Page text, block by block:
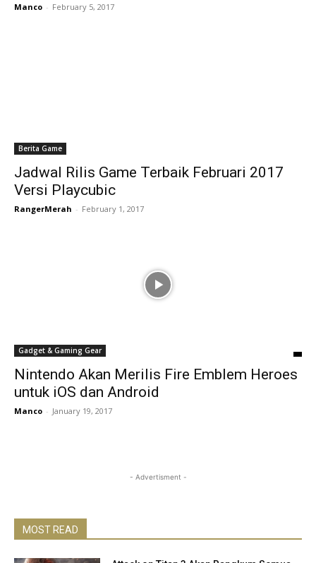
Manco - February 5, 2017
Berita Game
Jadwal Rilis Game Terbaik Februari 2017
Versi Playcubic
RangerMerah - February 1, 2017
Gadget & Gaming Gear
Nintendo Akan Merilis Fire Emblem Heroes
untuk iOS dan Android
Manco - January 19, 2017
- Advertisment -
MOST READ